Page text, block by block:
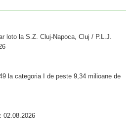
loto la S.Z. Cluj-Napoca, Cluj / P.L.J.
la categoria I de peste 9,34 milioane de
02.08.2026